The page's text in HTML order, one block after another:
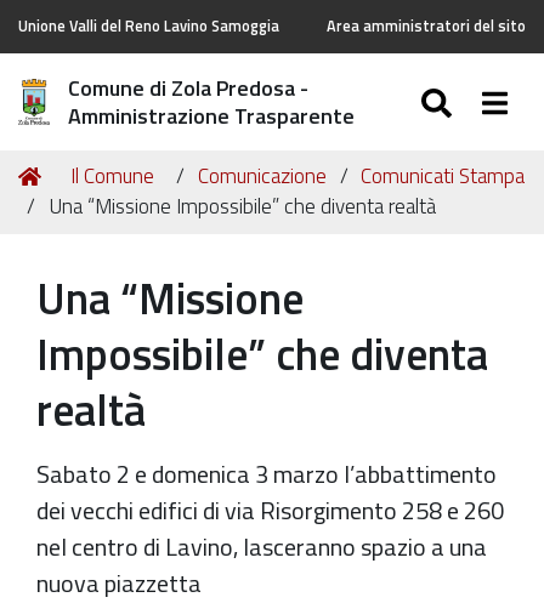
Unione Valli del Reno Lavino Samoggia Area amministratori del sito
Comune di Zola Predosa -
Amministrazione Trasparente
Tu
sei
Home
Il Comune Comunicazione
Comunicati Stampa
Una “Missione Impossibile” che diventa realtà
Una “Missione
Impossibile” che diventa
realtà
Sabato 2 e domenica 3 marzo l’abbattimento
dei vecchi edifici di via Risorgimento 258 e 260
nel centro di Lavino, lasceranno spazio a una
nuova piazzetta